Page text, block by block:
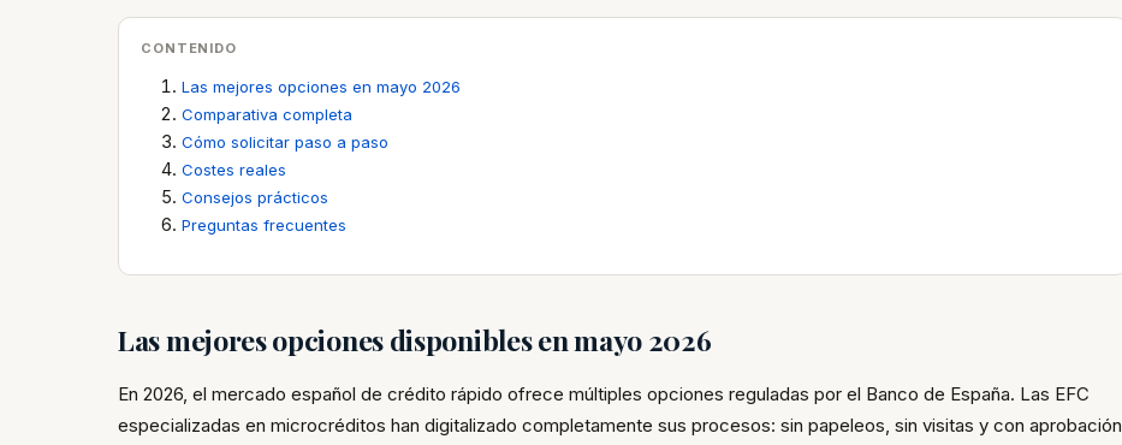
CONTENIDO
Las mejores opciones en mayo 2026
Comparativa completa
Cómo solicitar paso a paso
Costes reales
Consejos prácticos
Preguntas frecuentes
Las mejores opciones disponibles en mayo 2026
En 2026, el mercado español de crédito rápido ofrece múltiples opciones reguladas por el Banco de España. Las EFC
especializadas en microcréditos han digitalizado completamente sus procesos: sin papeleos, sin visitas y con aprobación